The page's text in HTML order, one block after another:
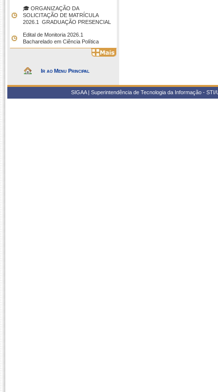
🎓 ORGANIZAÇÃO DA
SOLICITAÇÃO DE MATRÍCULA
2026.1  GRADUAÇÃO PRESENCIAL
Edital de Monitoria 2026.1 
Bacharelado em Ciência Política
Ir ao Menu Principal
SIGAA | Superintendência de Tecnologia da Informação -